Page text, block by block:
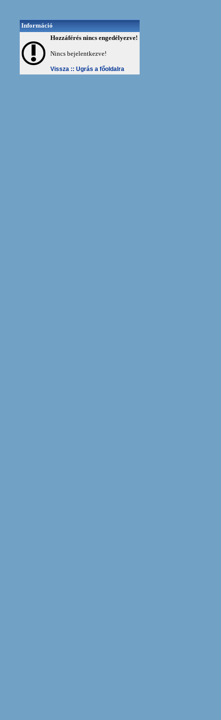
Információ
Hozzáférés nincs engedélyezve!
Nincs bejelentkezve!
Vissza :: Ugrás a főoldalra